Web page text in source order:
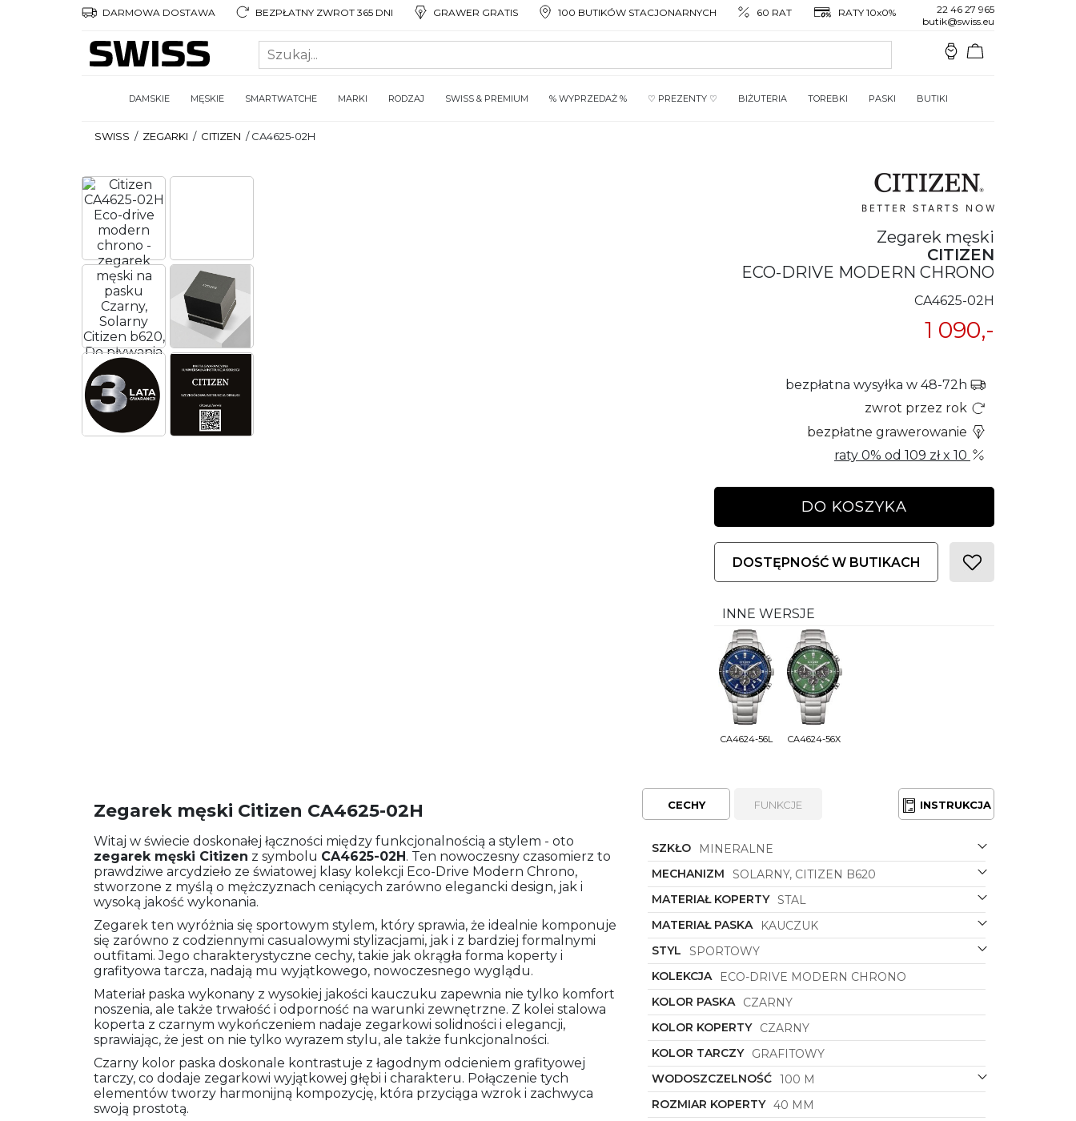
DARMOWA DOSTAWA BEZPŁATNY ZWROT 365 DNI GRAWER GRATIS 100 BUTIKÓW STACJONARNYCH 60 RAT RATY 10x0%
22 46 27 965
butik@swiss.eu
DAMSKIE MĘSKIE SMARTWATCHE MARKI RODZAJ SWISS & PREMIUM % WYPRZEDAŻ % ♡ PREZENTY ♡ BIŻUTERIA TOREBKI PASKI BUTIKI
SWISS / ZEGARKI / CITIZEN /CA4625-02H
Zegarek męski
CITIZEN
ECO-DRIVE MODERN CHRONO
CA4625-02H
1 090,-
bezpłatna wysyłka w 48-72h
zwrot przez rok
bezpłatne grawerowanie
raty 0% od 109 złx 10
DO KOSZYKA
DOSTĘPNOŚĆ W BUTIKACH
INNE WERSJE
CA4624-56L CA4624-56X
Zegarek męski Citizen CA4625-02H
Witaj w świecie doskonałej łączności między funkcjonalnością a stylem - oto
zegarek męski Citizen z symbolu CA4625-02H. Ten nowoczesny czasomierz to
prawdziwe arcydzieło ze światowej klasy kolekcji Eco-Drive Modern Chrono,
stworzone z myślą o mężczyznach ceniących zarówno elegancki design, jak i
wysoką jakość wykonania.
Zegarek ten wyróżnia się sportowym stylem, który sprawia, że idealnie komponuje
się zarówno z codziennymi casualowymi stylizacjami, jak i z bardziej formalnymi
outfitami. Jego charakterystyczne cechy, takie jak okrągła forma koperty i
grafityowa tarcza, nadają mu wyjątkowego, nowoczesnego wyglądu.
Materiał paska wykonany z wysokiej jakości kauczuku zapewnia nie tylko komfort
noszenia, ale także trwałość i odporność na warunki zewnętrzne. Z kolei stalowa
koperta z czarnym wykończeniem nadaje zegarkowi solidności i elegancji,
sprawiając, że jest on nie tylko wyrazem stylu, ale także funkcjonalności.
Czarny kolor paska doskonale kontrastuje z łagodnym odcieniem grafityowej
tarczy, co dodaje zegarkowi wyjątkowej głębi i charakteru. Połączenie tych
elementów tworzy harmonijną kompozycję, która przyciąga wzrok i zachwyca
swoją prostotą.
CECHY FUNKCJE INSTRUKCJA
SZKŁO
MINERALNE
MECHANIZM
SOLARNY, CITIZEN B620
MATERIAŁ KOPERTY STAL
MATERIAŁ PASKA
KAUCZUK
STYL
SPORTOWY
KOLEKCJA
ECO-DRIVE MODERN CHRONO
KOLOR PASKA
CZARNY
KOLOR KOPERTY
CZARNY
KOLOR TARCZY
GRAFITOWY
WODOSZCZELNOŚĆ 100 M
ROZMIAR KOPERTY 40 MM